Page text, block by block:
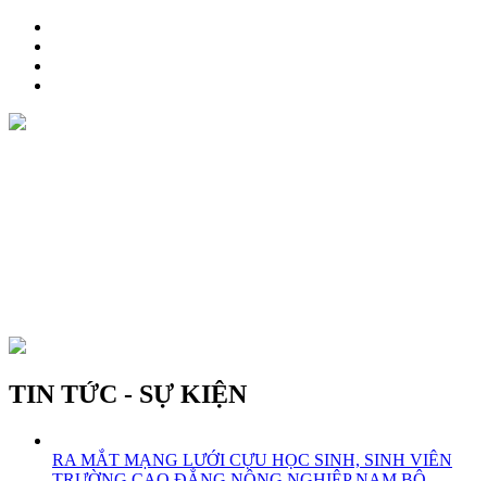
TIN TỨC - SỰ KIỆN
RA MẮT MẠNG LƯỚI CỰU HỌC SINH, SINH VIÊN